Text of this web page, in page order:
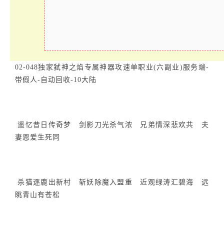
02-048独家弑神之焰专属神器攻速单职业(六副业)服务端-
带假人-自动回收-10大陆
遥忆昔日传奇梦 剑影刀光杀气浓 兄弟情深悲欢共 夫
妻恩爱生死同
杀猫逐鹿出新村 斩妖除魔入盟重 近观绿涛汇碧海 远
眺青山有苍松